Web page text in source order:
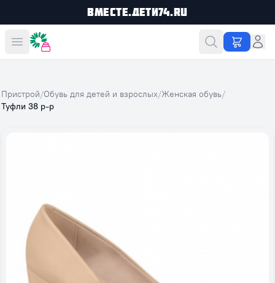
Вместе.Дети74.ru
Вместе дешевле
Пристрой/Обувь для детей и взрослых/Женская обувь/
Туфли 38 р-р